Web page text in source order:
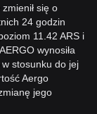
się o
24 godzin
11.42 ARS i
wynosiła
stosunku do jej
Aergo
jego